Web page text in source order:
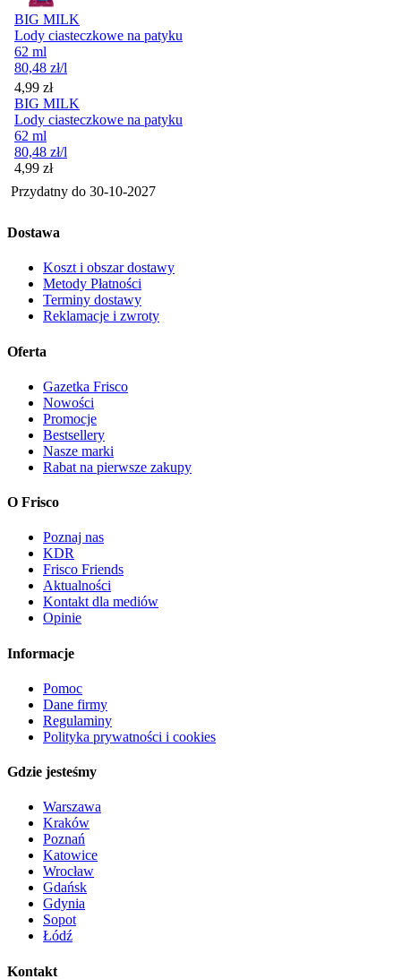
BIG MILK
Lody ciasteczkowe na patyku
62 ml
80,48 zł/l
Cena
4,99 zł
BIG MILK
Lody ciasteczkowe na patyku
62 ml
80,48 zł/l
Cena
4,99 zł
Przydatny do 30-10-2027
Dostawa
Koszt i obszar dostawy
Metody Płatności
Terminy dostawy
Reklamacje i zwroty
Oferta
Gazetka Frisco
Nowości
Promocje
Bestsellery
Nasze marki
Rabat na pierwsze zakupy
O Frisco
Poznaj nas
KDR
Frisco Friends
Aktualności
Kontakt dla mediów
Opinie
Informacje
Pomoc
Dane firmy
Regulaminy
Polityka prywatności i cookies
Gdzie jesteśmy
Warszawa
Kraków
Poznań
Katowice
Wrocław
Gdańsk
Gdynia
Sopot
Łódź
Kontakt